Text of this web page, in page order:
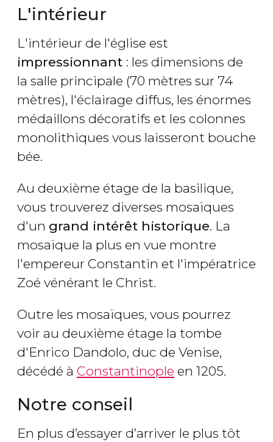
L'intérieur
L'intérieur de l'église est
impressionnant : les dimensions de
la salle principale (70 mètres sur 74
mètres), l'éclairage diffus, les énormes
médaillons décoratifs et les colonnes
monolithiques vous laisseront bouche
bée.
Au deuxième étage de la basilique,
vous trouverez diverses mosaïques
d'un grand intérêt historique. La
mosaïque la plus en vue montre
l'empereur Constantin et l'impératrice
Zoé vénérant le Christ.
Outre les mosaïques, vous pourrez
voir au deuxième étage la tombe
d'Enrico Dandolo, duc de Venise,
décédé à Constantinople en 1205.
Notre conseil
En plus d’essayer d’arriver le plus tôt